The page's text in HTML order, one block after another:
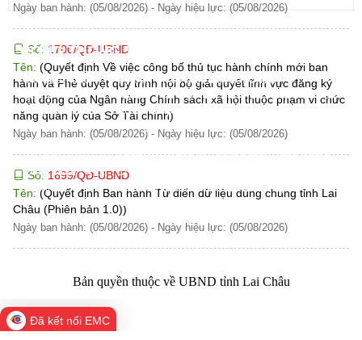
Ngày ban hành: (05/08/2026) - Ngày hiệu lực: (05/08/2026)
Số: 1700/QĐ-UBND
Tên: (Quyết định Về việc công bố thủ tục hành chính mới ban
hành và Phê duyệt quy trình nội bộ giải quyết lĩnh vực đăng ký
hoạt động của Ngân hàng Chính sách xã hội thuộc phạm vi chức
năng quản lý của Sở Tài chính)
Ngày ban hành: (05/08/2026) - Ngày hiệu lực: (05/08/2026)
Số: 1699/QĐ-UBND
Tên: (Quyết định Ban hành Từ điển dữ liệu dùng chung tỉnh Lai
Châu (Phiên bản 1.0))
Ngày ban hành: (05/08/2026) - Ngày hiệu lực: (05/08/2026)
CỔNG THÔNG TIN ĐIỆN TỬ TỈNH LAI CHÂU
Cơ quan chủ
quản:
Giấy phép số:
Chịu trách
nhiệm chính:
Trụ sở:
Điện thoại | Fax:
Email:
Ủy ban nhân dân tỉnh Lai Châu
31/GP-TTĐT do Sở Văn hóa, Thể thao và
Du lịch cấp 17/4/2026
Hoàng Minh Hải - Chánh Văn phòng UBND
tỉnh Lai Châu
Tầng 1,2,3 nhà B - Trung tâm Hành chính -
Chính trị tỉnh Lai Châu
02133.876.337; 02133.876.359 |
laichau@chinhphu.vn
Bản quyền thuộc về UBND tỉnh Lai Châu
Đã kết nối EMC